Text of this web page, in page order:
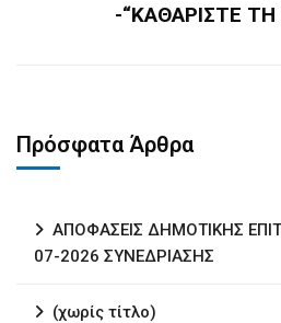
-“ΚΑΘΑΡΙΣΤΕ ΤΗ
Πρόσφατα Άρθρα
ΑΠΟΦΑΣΕΙΣ ΔΗΜΟΤΙΚΗΣ
07-2026 ΣΥΝΕΔΡΙΑΣΗΣ
(χωρίς τίτλο)